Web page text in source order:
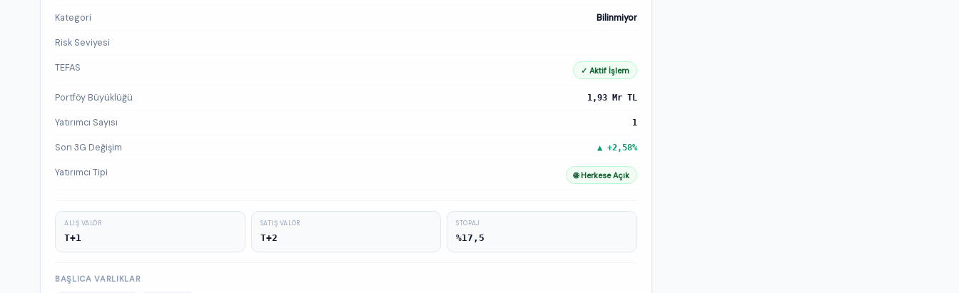
Kategori Bilinmiyor
Risk Seviyesi
TEFAS ✓ Aktif İşlem
Portföy Büyüklüğü 1,93 Mr TL
Yatırımcı Sayısı 1
Son 3G Değişim ▲ +2,58%
Yatırımcı Tipi 🌐 Herkese Açık
ALIŞ VALÖR
T+1
SATIŞ VALÖR
T+2
STOPAJ
%17,5
BAŞLICA VARLIKLAR